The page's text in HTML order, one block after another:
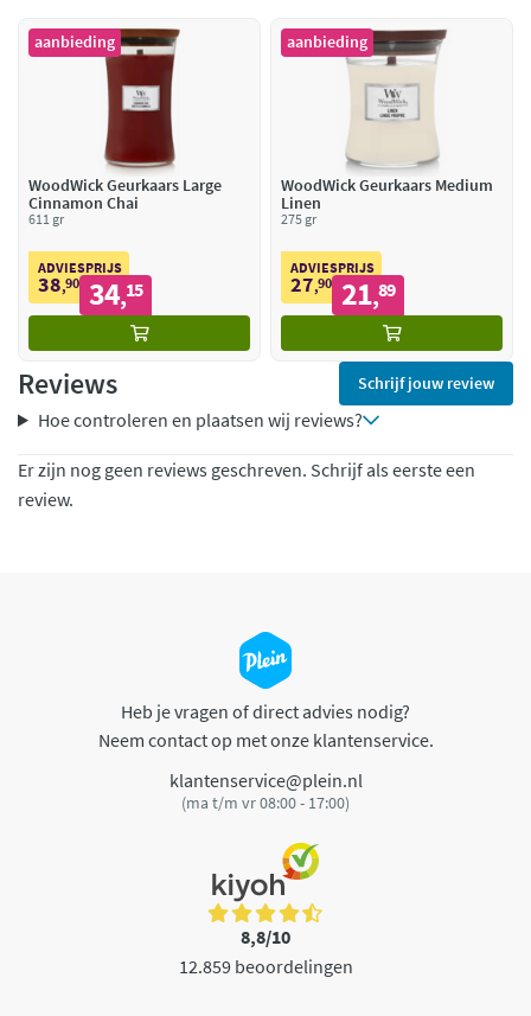
aanbieding
WoodWick Geurkaars Large
Cinnamon Chai
611 gr
ADVIESPRIJS
38,90 34,15
aanbieding
WoodWick Geurkaars Medium
Linen
275 gr
ADVIESPRIJS
27,90 21,89
Reviews Schrijf jouw review
Hoe controleren en plaatsen wij reviews?
Er zijn nog geen reviews geschreven. Schrijf als eerste een
review.
Heb je vragen of direct advies nodig?
Neem contact op met onze klantenservice.
klantenservice@plein.nl
(ma t/m vr 08:00 - 17:00)
8,8/10
12.859 beoordelingen